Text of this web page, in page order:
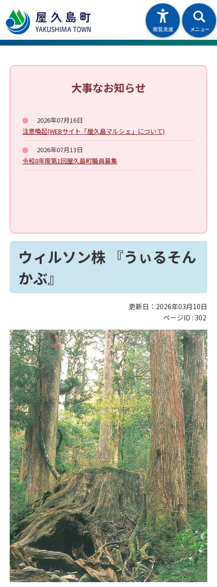
大事なお知らせ
2026年07月16日
注意喚起(WEBサイト「屋久島マルシェ」について)
2026年07月13日
令和8年度第1回屋久島町職員募集
ウィルソン株 『うぃるそん
かぶ』
更新日：2026年03月10日
ページID : 302